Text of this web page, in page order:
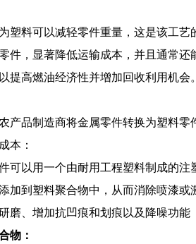
塑料可以减轻零件重量，这是该工
件，显著降低运输成本，并且通常
提高燃油经济性并增加回收利用机会。
产品制造商将金属零件转换为塑料
本：
可以用一个由耐用工程塑料制成的
加到塑料聚合物中，从而消除喷漆或
磨、增加抗凹痕和划痕以及降噪功能
物：